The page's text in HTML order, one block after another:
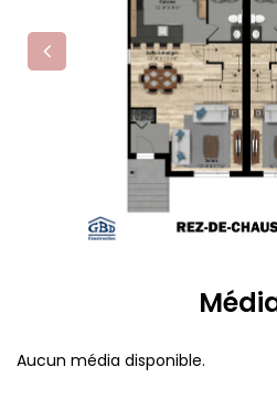
Aucun média disponible.